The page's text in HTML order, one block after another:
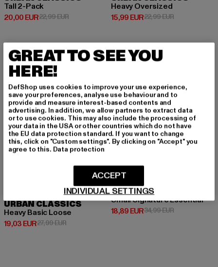
Tall 2-Pack
20,00 EUR
Derzeitiger Preis: 20,00 EUR
22,99 EURAktionspreis: 22,99 EUR
Heavy Oversized
15,99 EUR
Derzeitiger Preis: 15,99 EUR
22,99 EURAktionspreis:
-32%
URBAN CLASSICS
Heavy Basic Loose
19,03 EUR
Derzeitiger Preis: 19,03 EUR
27,99 EURAktionspreis: 27,99 EUR
-46%
KARL KANI
Small Signature Essential
18,89 EUR
Derzeitiger Preis: 18,89 EUR
34,99 EURAktionspreis:
GREAT TO SEE YOU
HERE!
DefShop uses cookies to improve your use experience,
save your preferences, analyse use behaviour and to
provide and measure interest-based contents and
advertising. In addition, we allow partners to extract data
or to use cookies. This may also include the processing of
your data in the USA or other countries which do not have
the EU data protection standard. If you want to change
this, click on "Custom settings". By clicking on "Accept" you
agree to this. Data protection
INDIVIDUAL SETTINGS
ACCEPT